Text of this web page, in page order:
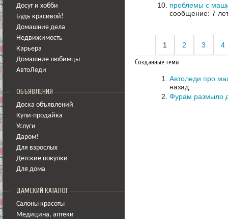
Досуг и хобби
Будь красивой!
Домашние дела
Недвижимость
Карьера
Домашние любимцы
АвтоЛеди
ОБЪЯВЛЕНИЯ
Доска объявлений
Купи-продайка
Услуги
Даром!
Для взрослых
Детские покупки
Для дома
ДАМСКИЙ КАТАЛОГ
Салоны красоты
Медицина, аптеки
проблемы с
сообщение: 7
1 2 3 4
Созданные темы
Автоледи про
назад.
Фурам размыло